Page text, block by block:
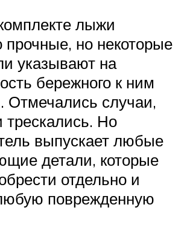
лыжи
прочные, но некоторые
указывают на
бережного к ним
Отмечались случаи,
трескались. Но
выпускает любые
детали, которые
отдельно и
поврежденную